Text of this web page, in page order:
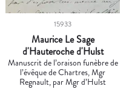
15933
Maurice Le Sage
d'Hauteroche d'Hulst
Manuscrit de l’oraison funèbre de
l’évêque de Chartres, Mgr
Regnault, par Mgr d’Hulst